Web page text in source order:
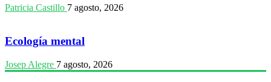
Patricia Castillo 7 agosto, 2026
Ecología mental
Josep Alegre 7 agosto, 2026